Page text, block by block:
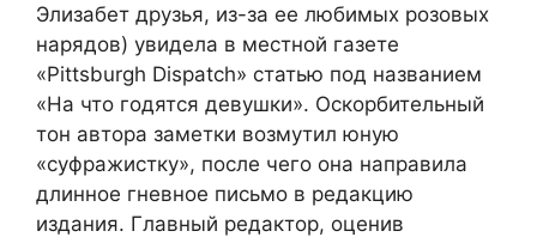
Элизабет друзья, из-за ее любимых розовых
нарядов) увидела в местной газете
«Pittsburgh Dispatch» статью под названием
«На что годятся девушки». Оскорбительный
тон автора заметки возмутил юную
«суфражистку», после чего она направила
длинное гневное письмо в редакцию
издания. Главный редактор, оценив